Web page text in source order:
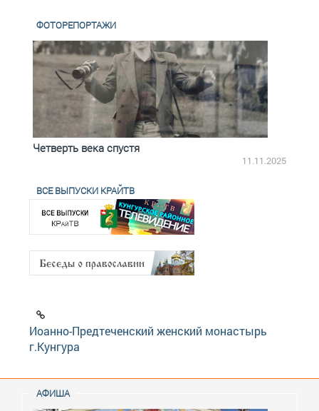
ФОТОРЕПОРТАЖИ
Четверть века спустя
11.11.2025
ВСЕ ВЫПУСКИ КРАЙТВ
Иоанно-Предтеченский женский монастырь
г.Кунгура
АФИША